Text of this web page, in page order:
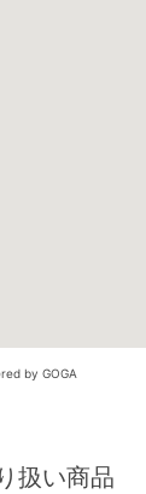
by GOGA
扱い商品